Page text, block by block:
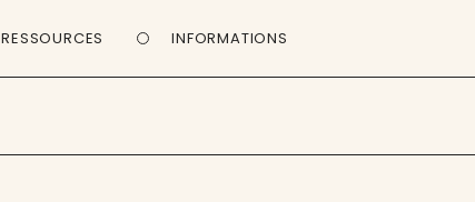
RESSOURCES INFORMATIONS